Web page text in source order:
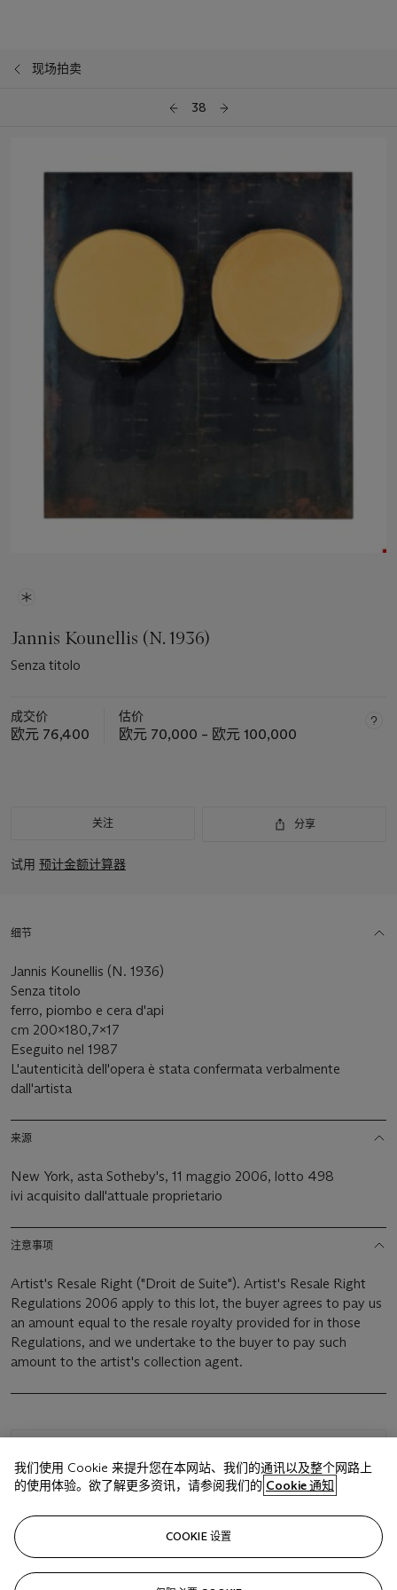
现场拍卖
38
Jannis Kounellis (N. 1936)
Senza titolo
成交价
欧元 76,400
估价
欧元 70,000 – 欧元 100,000
关注 分享
试用 预计金额计算器
细节
Jannis Kounellis (N. 1936)
Senza titolo
ferro, piombo e cera d'api
cm 200x180,7x17
Eseguito nel 1987
L'autenticità dell'opera è stata confermata verbalmente
dall'artista
来源
New York, asta Sotheby's, 11 maggio 2006, lotto 498
ivi acquisito dall'attuale proprietario
注意事项
Artist's Resale Right ("Droit de Suite"). Artist's Resale Right
Regulations 2006 apply to this lot, the buyer agrees to pay us
an amount equal to the resale royalty provided for in those
Regulations, and we undertake to the buyer to pay such
amount to the artist's collection agent.
相关文章
我们使用 Cookie 来提升您在本网站、我们的通讯以及整个网路上
的使用体验。欲了解更多资讯，请参阅我们的 Cookie 通知
COOKIE 设置